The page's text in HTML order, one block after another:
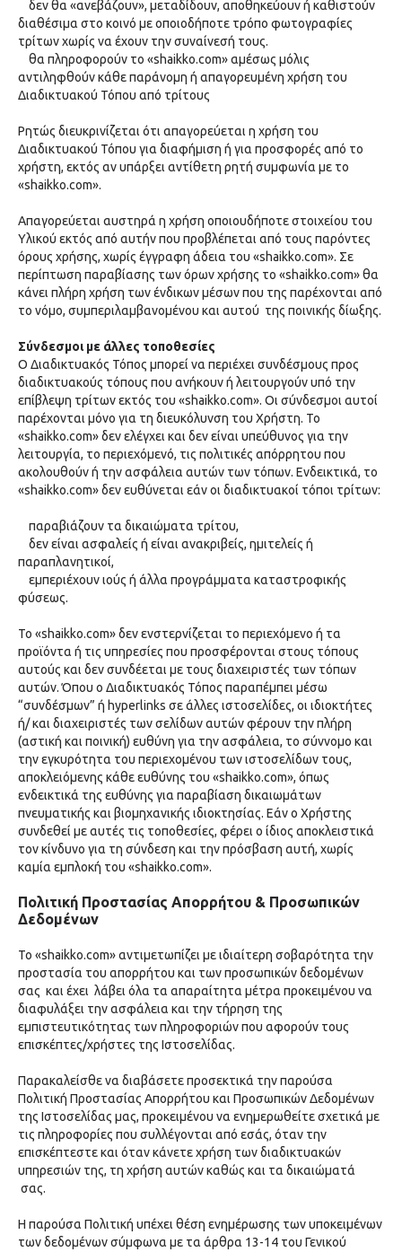
δεν θα «ανεβάζουν», μεταδίδουν, αποθηκεύουν ή καθιστούν
διαθέσιμα στο κοινό με οποιοδήποτε τρόπο φωτογραφίες
τρίτων χωρίς να έχουν την συναίνεσή τους.
θα πληροφορούν το «shaikko.com» αμέσως μόλις
αντιληφθούν κάθε παράνομη ή απαγορευμένη χρήση του
Διαδικτυακού Τόπου από τρίτους
Ρητώς διευκρινίζεται ότι απαγορεύεται η χρήση του
Διαδικτυακού Τόπου για διαφήμιση ή για προσφορές από το
χρήστη, εκτός αν υπάρξει αντίθετη ρητή συμφωνία με το
«shaikko.com».
Απαγορεύεται αυστηρά η χρήση οποιουδήποτε στοιχείου του
Υλικού εκτός από αυτήν που προβλέπεται από τους παρόντες
όρους χρήσης, χωρίς έγγραφη άδεια του «shaikko.com». Σε
περίπτωση παραβίασης των όρων χρήσης το «shaikko.com» θα
κάνει πλήρη χρήση των ένδικων μέσων που της παρέχονται από
το νόμο, συμπεριλαμβανομένoυ και αυτού της ποινικής δίωξης.
Σύνδεσμοι με άλλες τοποθεσίες
Ο Διαδικτυακός Τόπος μπορεί να περιέχει συνδέσμους προς
διαδικτυακούς τόπους που ανήκουν ή λειτουργούν υπό την
επίβλεψη τρίτων εκτός του «shaikko.com». Οι σύνδεσμοι αυτοί
παρέχονται μόνο για τη διευκόλυνση του Χρήστη. Το
«shaikko.com» δεν ελέγχει και δεν είναι υπεύθυνος για την
λειτουργία, το περιεχόμενό, τις πολιτικές απόρρητου που
ακολουθούν ή την ασφάλεια αυτών των τόπων. Ενδεικτικά, το
«shaikko.com» δεν ευθύνεται εάν οι διαδικτυακοί τόποι τρίτων:
παραβιάζουν τα δικαιώματα τρίτου,
δεν είναι ασφαλείς ή είναι ανακριβείς, ημιτελείς ή
παραπλανητικοί,
εμπεριέχουν ιούς ή άλλα προγράμματα καταστροφικής
φύσεως.
Το «shaikko.com» δεν ενστερνίζεται το περιεχόμενο ή τα
προϊόντα ή τις υπηρεσίες που προσφέρονται στους τόπους
αυτούς και δεν συνδέεται με τους διαχειριστές των τόπων
αυτών. Όπου ο Διαδικτυακός Τόπος παραπέμπει μέσω
“συνδέσμων” ή hyperlinks σε άλλες ιστοσελίδες, οι ιδιοκτήτες
ή/ και διαχειριστές των σελίδων αυτών φέρουν την πλήρη
(αστική και ποινική) ευθύνη για την ασφάλεια, το σύννομο και
την εγκυρότητα του περιεχομένου των ιστοσελίδων τους,
αποκλειόμενης κάθε ευθύνης του «shaikko.com», όπως
ενδεικτικά της ευθύνης για παραβίαση δικαιωμάτων
πνευματικής και βιομηχανικής ιδιοκτησίας. Εάν ο Χρήστης
συνδεθεί με αυτές τις τοποθεσίες, φέρει ο ίδιος αποκλειστικά
τον κίνδυνο για τη σύνδεση και την πρόσβαση αυτή, χωρίς
καμία εμπλοκή του «shaikko.com».
Πολιτική Προστασίας Απορρήτου & Προσωπικών
Δεδομένων
Το «shaikko.com» αντιμετωπίζει με ιδιαίτερη σοβαρότητα την
προστασία του απορρήτου και των προσωπικών δεδομένων
σας και έχει λάβει όλα τα απαραίτητα μέτρα προκειμένου να
διαφυλάξει την ασφάλεια και την τήρηση της
εμπιστευτικότητας των πληροφοριών που αφορούν τους
επισκέπτες/χρήστες της Ιστοσελίδας.
Παρακαλείσθε να διαβάσετε προσεκτικά την παρούσα
Πολιτική Προστασίας Απορρήτου και Προσωπικών Δεδομένων
της Ιστοσελίδας μας, προκειμένου να ενημερωθείτε σχετικά με
τις πληροφορίες που συλλέγονται από εσάς, όταν την
επισκέπτεστε και όταν κάνετε χρήση των διαδικτυακών
υπηρεσιών της, τη χρήση αυτών καθώς και τα δικαιώματά
σας.
Η παρούσα Πολιτική υπέχει θέση ενημέρωσης των υποκειμένων
των δεδομένων σύμφωνα με τα άρθρα 13-14 του Γενικού